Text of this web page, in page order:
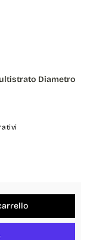
Diametro